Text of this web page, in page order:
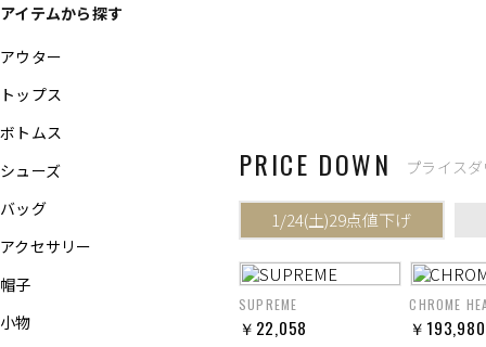
アイテムから探す
アウター
トップス
ボトムス
シューズ
バッグ
アクセサリー
帽子
小物
PRICE DOWN プライス